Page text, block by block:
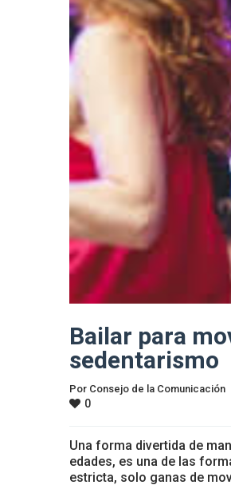
Bailar para
sedentarismo
Por Consejo de la Comunicación
0
Una forma divertida de
edades, es una de las
estricta, solo ganas de